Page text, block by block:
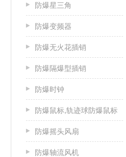
防爆星三角
防爆变频器
防爆无火花插销
防爆隔爆型插销
防爆时钟
防爆鼠标,轨迹球防爆鼠标
防爆摇头风扇
防爆轴流风机